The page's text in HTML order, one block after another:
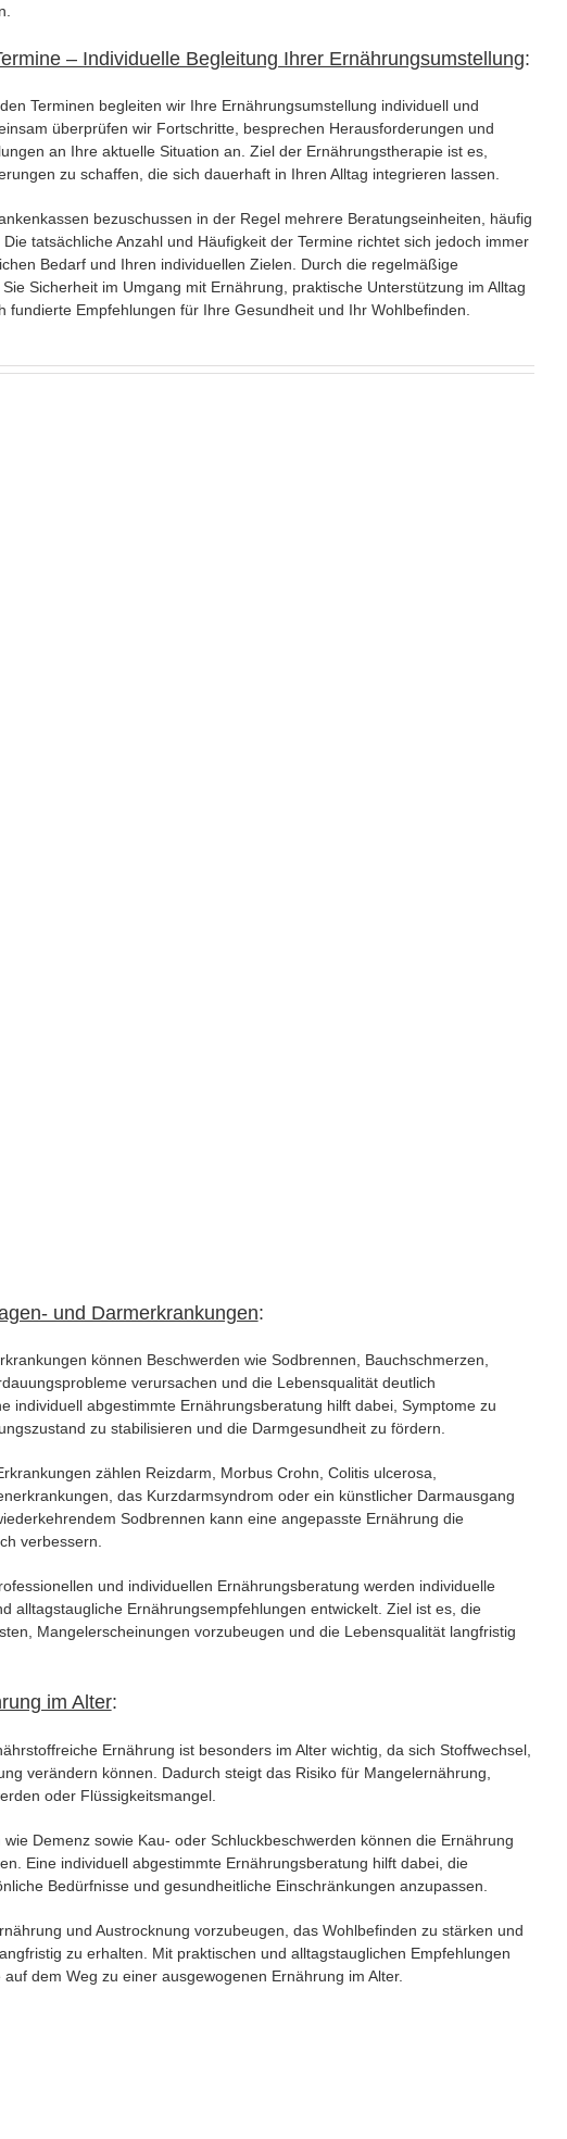
– Individuelle Begleitung Ihrer Ernährungsumstellung:
Terminen begleiten wir Ihre Ernährungsumstellung individuell und
überprüfen wir Fortschritte, besprechen Herausforderungen und
an Ihre aktuelle Situation an. Ziel der Ernährungstherapie ist es,
zu schaffen, die sich dauerhaft in Ihren Alltag integrieren lassen.
bezuschussen in der Regel mehrere Beratungseinheiten, häufig
tatsächliche Anzahl und Häufigkeit der Termine richtet sich jedoch immer
Bedarf und Ihren individuellen Zielen. Durch die regelmäßige
Sicherheit im Umgang mit Ernährung, praktische Unterstützung im Alltag
fundierte Empfehlungen für Ihre Gesundheit und Ihr Wohlbefinden.
und Darmerkrankungen:
können Beschwerden wie Sodbrennen, Bauchschmerzen,
verursachen und die Lebensqualität deutlich
individuell abgestimmte Ernährungsberatung hilft dabei, Symptome zu
zu stabilisieren und die Darmgesundheit zu fördern.
zählen Reizdarm, Morbus Crohn, Colitis ulcerosa,
das Kurzdarmsyndrom oder ein künstlicher Darmausgang
Sodbrennen kann eine angepasste Ernährung die
verbessern.
und individuellen Ernährungsberatung werden individuelle
alltagstaugliche Ernährungsempfehlungen entwickelt. Ziel ist es, die
Mangelerscheinungen vorzubeugen und die Lebensqualität langfristig
im Alter:
Ernährung ist besonders im Alter wichtig, da sich Stoffwechsel,
verändern können. Dadurch steigt das Risiko für Mangelernährung,
oder Flüssigkeitsmangel.
Demenz sowie Kau- oder Schluckbeschwerden können die Ernährung
Eine individuell abgestimmte Ernährungsberatung hilft dabei, die
Bedürfnisse und gesundheitliche Einschränkungen anzupassen.
und Austrocknung vorzubeugen, das Wohlbefinden zu stärken und
zu erhalten. Mit praktischen und alltagstauglichen Empfehlungen
dem Weg zu einer ausgewogenen Ernährung im Alter.